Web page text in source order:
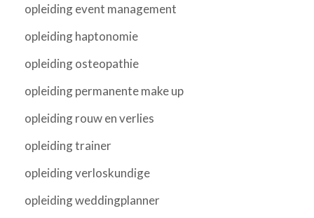
opleiding event management
opleiding haptonomie
opleiding osteopathie
opleiding permanente make up
opleiding rouw en verlies
opleiding trainer
opleiding verloskundige
opleiding weddingplanner